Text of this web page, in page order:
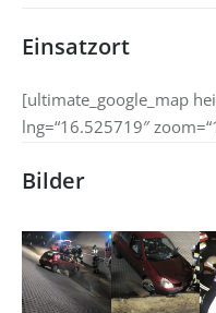
Einsatzort
[ultimate_google_map
lng=“16.525719″
Bilder